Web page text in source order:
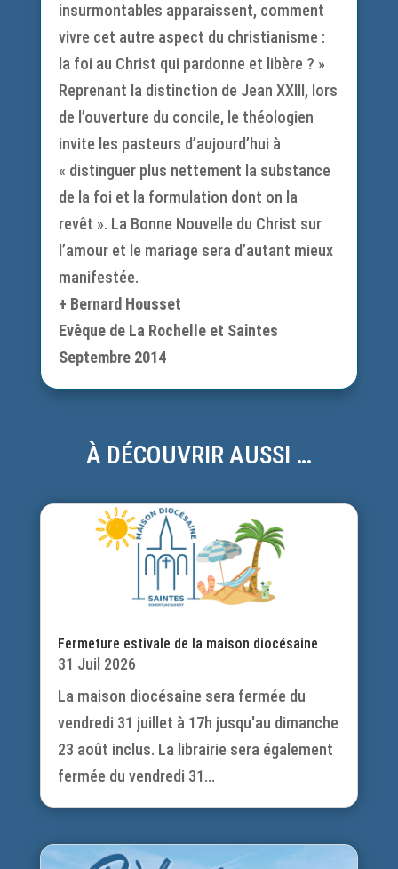
insurmontables apparaissent, comment
vivre cet autre aspect du christianisme :
la foi au Christ qui pardonne et libère ? »
Reprenant la distinction de Jean XXIII, lors
de l’ouverture du concile, le théologien
invite les pasteurs d’aujourd’hui à
« distinguer plus nettement la substance
de la foi et la formulation dont on la
revêt ». La Bonne Nouvelle du Christ sur
l’amour et le mariage sera d’autant mieux
manifestée.
+ Bernard Housset
Evêque de La Rochelle et Saintes
Septembre 2014
À DÉCOUVRIR AUSSI …
Fermeture estivale de la maison diocésaine
31 Juil 2026
La maison diocésaine sera fermée du
vendredi 31 juillet à 17h jusqu'au dimanche
23 août inclus. La librairie sera également
fermée du vendredi 31...